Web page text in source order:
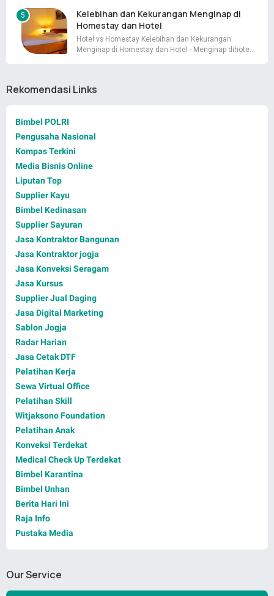
Kelebihan dan Kekurangan Menginap di
Homestay dan Hotel
Hotel vs Homestay Kelebihan dan Kekurangan
Menginap di Homestay dan Hotel - Menginap dihote…
Rekomendasi Links
Bimbel POLRI
Pengusaha Nasional
Kompas Terkini
Media Bisnis Online
Liputan Top
Supplier Kayu
Bimbel Kedinasan
Supplier Sayuran
Jasa Kontraktor Bangunan
Jasa Kontraktor jogja
Jasa Konveksi Seragam
Jasa Kursus
Supplier Jual Daging
Jasa Digital Marketing
Sablon Jogja
Radar Harian
Jasa Cetak DTF
Pelatihan Kerja
Sewa Virtual Office
Pelatihan Skill
Witjaksono Foundation
Pelatihan Anak
Konveksi Terdekat
Medical Check Up Terdekat
Bimbel Karantina
Bimbel Unhan
Berita Hari Ini
Raja Info
Pustaka Media
Our Service